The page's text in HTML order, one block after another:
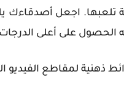
تلعبها. اجعل أصدقاءك
الحصول على أعلى